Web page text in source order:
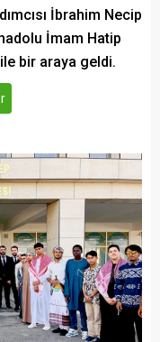
İbrahim Necip
İmam Hatip
bir araya geldi.